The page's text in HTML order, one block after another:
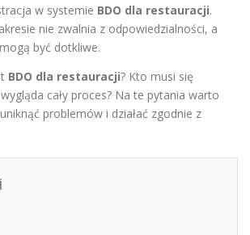
w systemie BDO dla restauracji.
nie zwalnia z odpowiedzialności, a
być dotkliwe.
BDO dla restauracji? Kto musi się
cały proces? Na te pytania warto
problemów i działać zgodnie z